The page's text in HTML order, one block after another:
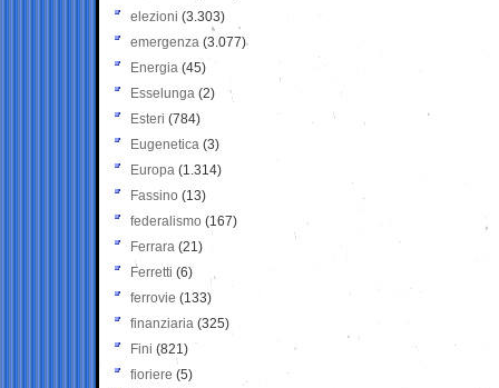
elezioni (3.303)
emergenza (3.077)
Energia (45)
Esselunga (2)
Esteri (784)
Eugenetica (3)
Europa (1.314)
Fassino (13)
federalismo (167)
Ferrara (21)
Ferretti (6)
ferrovie (133)
finanziaria (325)
Fini (821)
fioriere (5)